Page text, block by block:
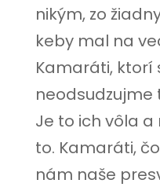
nikým, zo
keby mal na
Kamaráti, ktorí
neodsudzujme
Je to ich vôla
to. Kamaráti,
nám naše